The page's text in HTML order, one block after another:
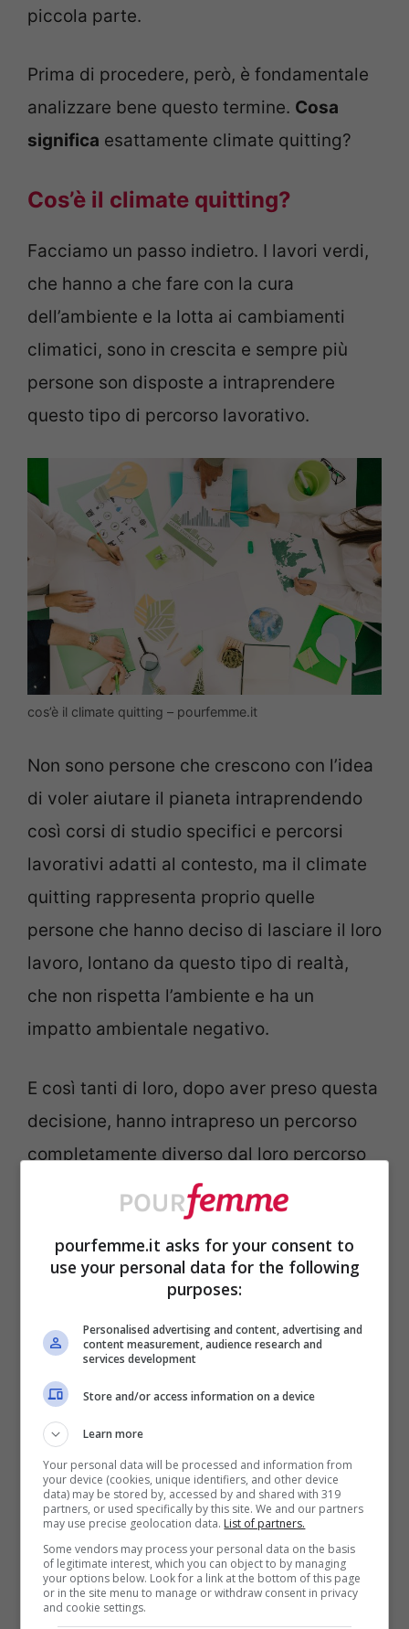
piccola parte.
Prima di procedere, però, è fondamentale
analizzare bene questo termine. Cosa
significa esattamente climate quitting?
Cos’è il climate quitting?
Facciamo un passo indietro. I lavori verdi,
che hanno a che fare con la cura
dell’ambiente e la lotta ai cambiamenti
climatici, sono in crescita e sempre più
persone son disposte a intraprendere
questo tipo di percorso lavorativo.
cos’è il climate quitting – pourfemme.it
Non sono persone che crescono con l’idea
di voler aiutare il pianeta intraprendendo
così corsi di studio specifici e percorsi
lavorativi adatti al contesto, ma il climate
quitting rappresenta proprio quelle
persone che hanno deciso di lasciare il loro
lavoro, lontano da questo tipo di realtà,
che non rispetta l’ambiente e ha un
impatto ambientale negativo.
E così tanti di loro, dopo aver preso questa
decisione, hanno intrapreso un percorso
completamente diverso dal loro percorso
di studio o dalle loro esperienze lavorative
per aiutare il pianeta. Per fortuna, secondo
quanto rilasciato da LinkedIn.
sembrerebbe che negli ultimi anni sia
“green skills” nelle mansioni lavorative. Il
grande social network ha rilasciato questi
dettagli basandosi su una ricerca condotta
dalGlobal Green Skills Report
Proprio secondo l’Organizzazione
interazione del lavoro, entro il 2030 i posti
di lavoro verdi a livello globale potrebbero
raggiungere un numero che supera
pourfemme.it asks for your consent to
use your personal data for the following
purposes:
Personalised advertising and content, advertising and
content measurement, audience research and
services development
Store and/or access information on a device
Learn more
Your personal data will be processed and information from
your device (cookies, unique identifiers, and other device
data) may be stored by, accessed by and shared with 319
partners, or used specifically by this site. We and our partners
may use precise geolocation data. List of partners.
Some vendors may process your personal data on the basis
of legitimate interest, which you can object to by managing
your options below. Look for a link at the bottom of this page
or in the site menu to manage or withdraw consent in privacy
and cookie settings.